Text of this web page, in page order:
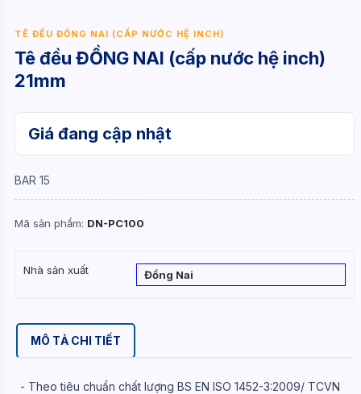
TÊ ĐỀU ĐỒNG NAI (CẤP NƯỚC HỆ INCH)
Tê đều ĐỒNG NAI (cấp nước hệ inch)
21mm
Giá đang cập nhật
BAR 15
Mã sản phẩm: DN-PC100
Nhà sản xuất Đồng Nai
MÔ TẢ CHI TIẾT
- Theo tiêu chuẩn chất lượng BS EN ISO 1452-3:2009/ TCVN